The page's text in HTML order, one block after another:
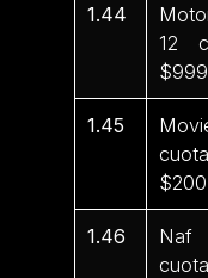
1.44
12
1.45
1.46
Naf